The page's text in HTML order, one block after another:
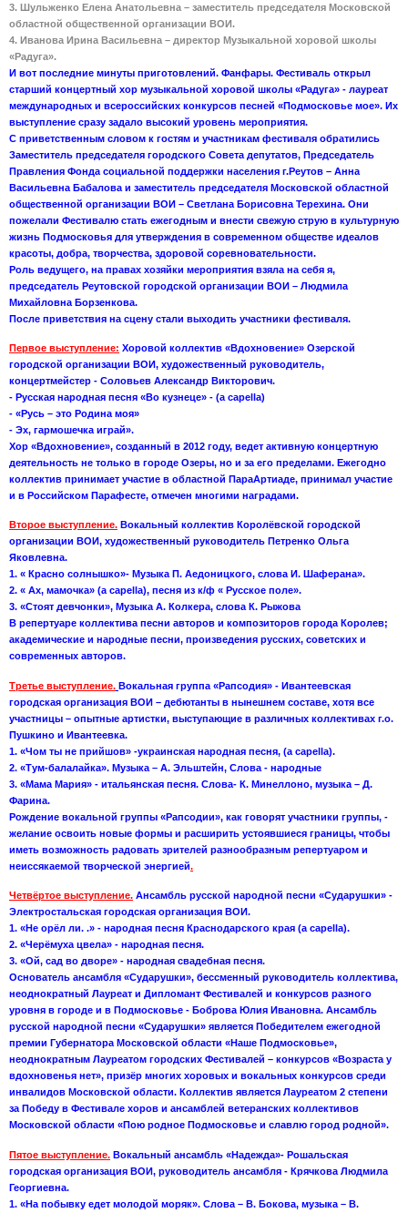
3. Шульженко Елена Анатольевна – заместитель председателя Московской
областной общественной организации ВОИ.
4. Иванова Ирина Васильевна – директор Музыкальной хоровой школы
«Радуга».
И вот последние минуты приготовлений. Фанфары. Фестиваль открыл
старший концертный хор музыкальной хоровой школы «Радуга» - лауреат
международных и всероссийских конкурсов песней «Подмосковье мое». Их
выступление сразу задало высокий уровень мероприятия.
С приветственным словом к гостям и участникам фестиваля обратились
Заместитель председателя городского Совета депутатов, Председатель
Правления Фонда социальной поддержки населения г.Реутов – Анна
Васильевна Бабалова и заместитель председателя Московской областной
общественной организации ВОИ – Светлана Борисовна Терехина. Они
пожелали Фестивалю стать ежегодным и внести свежую струю в культурную
жизнь Подмосковья для утверждения в современном обществе идеалов
красоты, добра, творчества, здоровой соревновательности.
Роль ведущего, на правах хозяйки мероприятия взяла на себя я,
председатель Реутовской городской организации ВОИ – Людмила
Михайловна Борзенкова.
После приветствия на сцену стали выходить участники фестиваля.
Первое выступление: Хоровой коллектив «Вдохновение» Озерской
городской организации ВОИ, художественный руководитель,
концертмейстер - Соловьев Александр Викторович.
- Русская народная песня «Во кузнеце» - (а capella)
- «Русь – это Родина моя»
- Эх, гармошечка играй».
Хор «Вдохновение», созданный в 2012 году, ведет активную концертную
деятельность не только в городе Озеры, но и за его пределами. Ежегодно
коллектив принимает участие в областной ПараАртиаде, принимал участие
и в Российском Парафесте, отмечен многими наградами.
Второе выступление. Вокальный коллектив Королёвской городской
организации ВОИ, художественный руководитель Петренко Ольга
Яковлевна.
1. « Красно солнышко»- Музыка П. Аедоницкого, слова И. Шаферана».
2. « Ах, мамочка» (а capella), песня из к/ф « Русское поле».
3. «Стоят девчонки», Музыка А. Колкера, слова К. Рыжова
В репертуаре коллектива песни авторов и композиторов города Королев;
академические и народные песни, произведения русских, советских и
современных авторов.
Третье выступление. Вокальная группа «Рапсодия» - Ивантеевская
городская организация ВОИ – дебютанты в нынешнем составе, хотя все
участницы – опытные артистки, выступающие в различных коллективах г.о.
Пушкино и Ивантеевка.
1. «Чом ты не прийшов» -украинская народная песня, (а capella).
2. «Тум-балалайка». Музыка – А. Эльштейн, Слова - народные
3. «Мама Мария» - итальянская песня. Слова- К. Минеллоно, музыка – Д.
Фарина.
Рождение вокальной группы «Рапсодии», как говорят участники группы, -
желание освоить новые формы и расширить устоявшиеся границы, чтобы
иметь возможность радовать зрителей разнообразным репертуаром и
неиссякаемой творческой энергией.
Четвёртое выступление. Ансамбль русской народной песни «Сударушки» -
Электростальская городская организация ВОИ.
1. «Не орёл ли. .» - народная песня Краснодарского края (а capella).
2. «Черёмуха цвела» - народная песня.
3. «Ой, сад во дворе» - народная свадебная песня.
Основатель ансамбля «Сударушки», бессменный руководитель коллектива,
неоднократный Лауреат и Дипломант Фестивалей и конкурсов разного
уровня в городе и в Подмосковье - Боброва Юлия Ивановна. Ансамбль
русской народной песни «Сударушки» является Победителем ежегодной
премии Губернатора Московской области «Наше Подмосковье»,
неоднократным Лауреатом городских Фестивалей – конкурсов «Возраста у
вдохновенья нет», призёр многих хоровых и вокальных конкурсов среди
инвалидов Московской области. Коллектив является Лауреатом 2 степени
за Победу в Фестивале хоров и ансамблей ветеранских коллективов
Московской области «Пою родное Подмосковье и славлю город родной».
Пятое выступление. Вокальный ансамбль «Надежда»- Рошальская
городская организация ВОИ, руководитель ансамбля - Крячкова Людмила
Георгиевна.
1. «На побывку едет молодой моряк». Слова – В. Бокова, музыка – В.